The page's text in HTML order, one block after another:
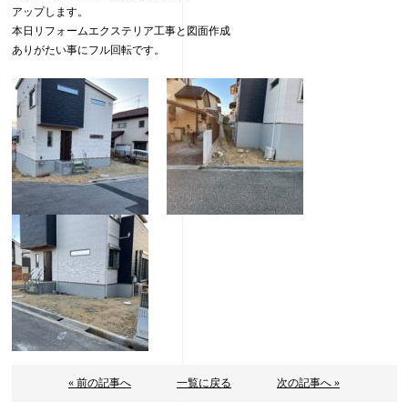
アップします。
本日リフォームエクステリア工事と図面作成
ありがたい事にフル回転です。
« 前の記事へ 一覧に戻る 次の記事へ »